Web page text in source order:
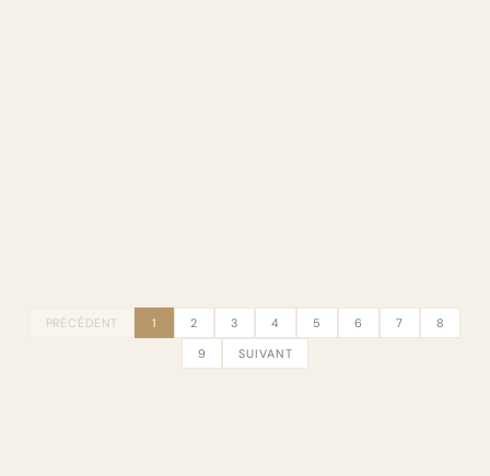
PRÉCÉDENT 1 2 3 4 5 6 7
8
9
SUIVANT